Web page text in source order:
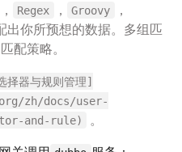
， Regex ， Groovy ，
出你所预想的数据。多组匹
配策略。
择器与规则管理]
zh/docs/user-
and-rule)
。